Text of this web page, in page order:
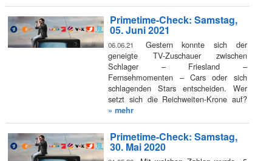
Primetime-Check: Samstag,
05. Juni 2021
06.06.21
Gestern konnte sich der
geneigte TV-Zuschauer zwischen
Schlager – Friesland –
Fernsehmomenten – Cars oder sich
schlagenden Stars entscheiden. Wer
setzt sich die Reichweiten-Krone auf?
» mehr
Primetime-Check: Samstag,
30. Mai 2020